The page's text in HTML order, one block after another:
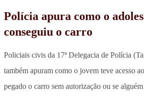
Polícia apura como o
conseguiu o carro
Policiais civis da 17ª Delegacia de Polícia
também apuram como o jovem teve acesso
pegado o carro sem autorização ou se